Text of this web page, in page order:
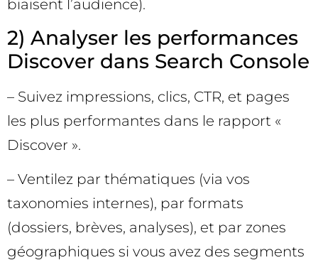
biaisent l’audience).
2) Analyser les performances
Discover dans Search Console
– Suivez impressions, clics, CTR, et pages
les plus performantes dans le rapport «
Discover ».
– Ventilez par thématiques (via vos
taxonomies internes), par formats
(dossiers, brèves, analyses), et par zones
géographiques si vous avez des segments